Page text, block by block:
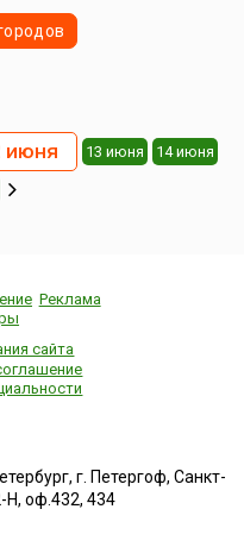
июня 13 июня 14 июня
Реклама
сайта
г. Петергоф, Санкт-
Н, оф.432, 434